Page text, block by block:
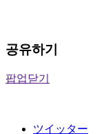
공유하기
팝업닫기
ツイッター